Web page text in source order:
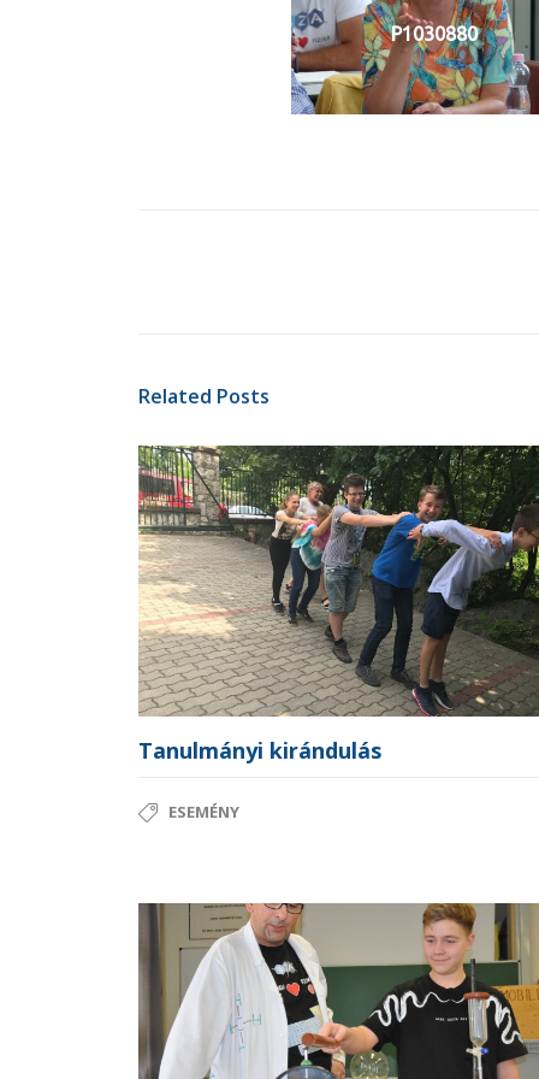
P1030880
Related Posts
Tanulmányi kirándulás
ESEMÉNY